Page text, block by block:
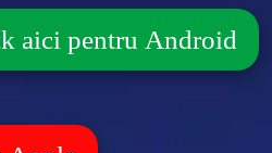
aici pentru Android